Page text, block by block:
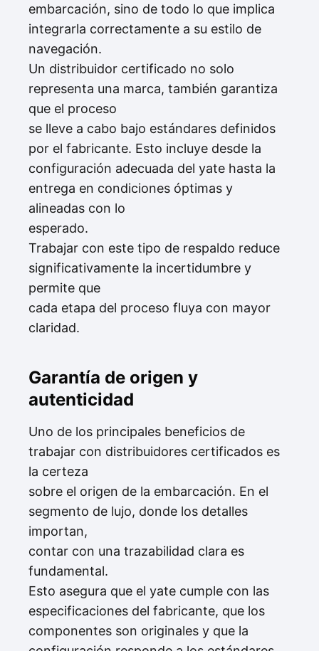
embarcación, sino de todo lo que implica
integrarla correctamente a su estilo de
navegación.
Un distribuidor certificado no solo
representa una marca, también garantiza
que el proceso
se lleve a cabo bajo estándares definidos
por el fabricante. Esto incluye desde la
configuración adecuada del yate hasta la
entrega en condiciones óptimas y
alineadas con lo
esperado.
Trabajar con este tipo de respaldo reduce
significativamente la incertidumbre y
permite que
cada etapa del proceso fluya con mayor
claridad.
Garantía de origen y
autenticidad
Uno de los principales beneficios de
trabajar con distribuidores certificados es
la certeza
sobre el origen de la embarcación. En el
segmento de lujo, donde los detalles
importan,
contar con una trazabilidad clara es
fundamental.
Esto asegura que el yate cumple con las
especificaciones del fabricante, que los
componentes son originales y que la